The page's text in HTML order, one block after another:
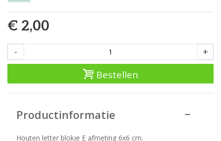
€ 2,00
- +
Bestellen
Productinformatie
Houten letter blokje E afmeting 6x6 cm.